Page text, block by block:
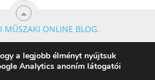
MŰSZAKI ONLINE BLOG.
a legjobb élményt nyújtsuk
Analytics anoním látogatói